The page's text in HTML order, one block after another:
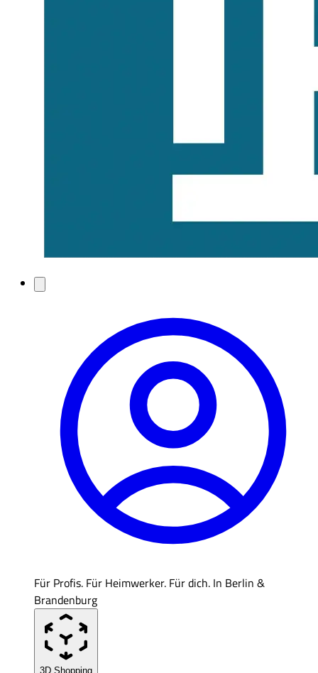
Für Profis. Für Heimwerker. Für dich. In Berlin &
Brandenburg
3D Shopping